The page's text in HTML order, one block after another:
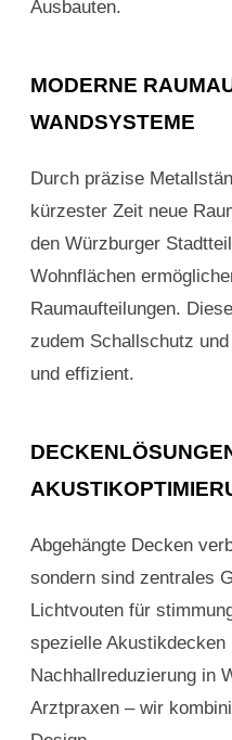
Ausbauten.
MODERNE
WANDSYSTEME
Durch präzise
kürzester Zeit neue
den Würzburger
Wohnflächen
Raumaufteilungen.
zudem Schallschutz
und effizient.
Abgehängte Decken
sondern sind zentrales
Lichtvouten für
spezielle
Nachhallreduzierung in
Arztpraxen – wir